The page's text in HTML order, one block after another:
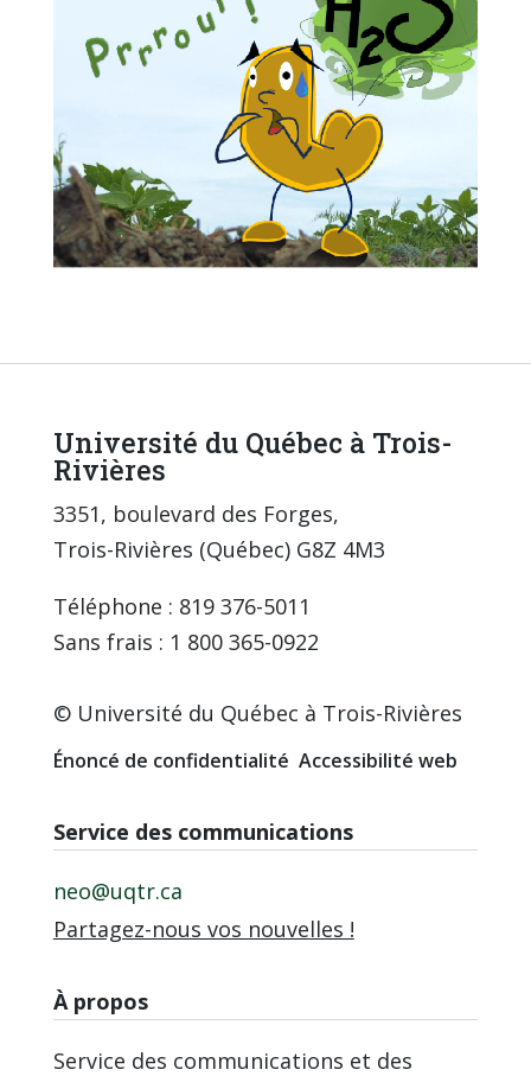
Université du Québec à Trois-
Rivières
3351, boulevard des Forges,
Trois-Rivières (Québec) G8Z 4M3
Téléphone : 819 376-5011
Sans frais : 1 800 365-0922
© Université du Québec à Trois-Rivières
Énoncé de confidentialité Accessibilité web
Service des communications
neo@uqtr.ca
Partagez-nous vos nouvelles !
À propos
Service des communications et des